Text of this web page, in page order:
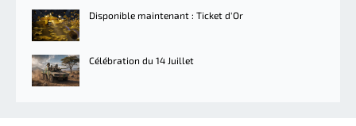
Disponible maintenant : Ticket d'Or
Célébration du 14 Juillet